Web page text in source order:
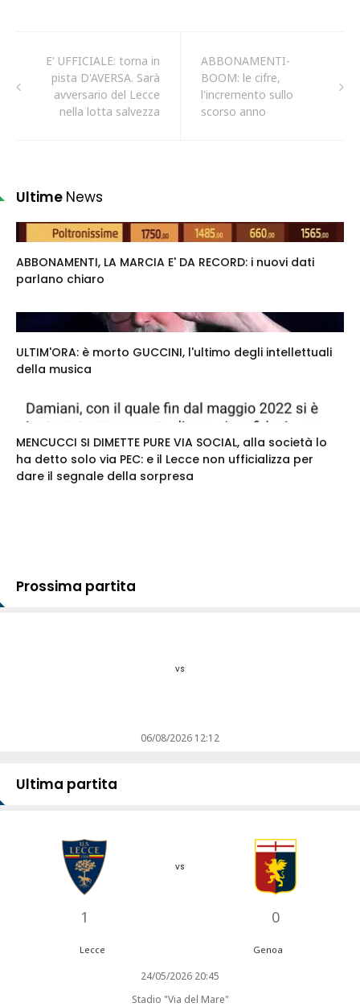
E' UFFICIALE: torna in
pista D'AVERSA. Sarà
avversario del Lecce
nella lotta salvezza
ABBONAMENTI-
BOOM: le cifre,
l'incremento sullo
scorso anno
Ultime News
ABBONAMENTI, LA MARCIA E' DA RECORD: i nuovi dati
parlano chiaro
ULTIM'ORA: è morto GUCCINI, l'ultimo degli intellettuali
della musica
MENCUCCI SI DIMETTE PURE VIA SOCIAL, alla società lo
ha detto solo via PEC: e il Lecce non ufficializza per
dare il segnale della sorpresa
Prossima partita
vs
06/08/2026 12:12
Ultima partita
1
vs
0
Lecce Genoa
24/05/2026 20:45
Stadio "Via del Mare"